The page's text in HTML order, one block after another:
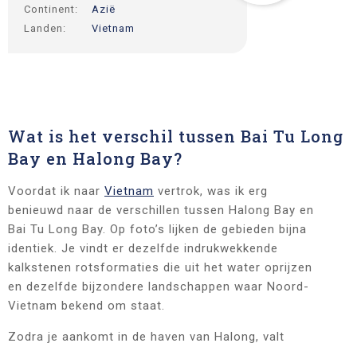
Continent:
Azië
Landen:
Vietnam
Wat is het verschil tussen Bai Tu Long
Bay en Halong Bay?
Voordat ik naar Vietnam vertrok, was ik erg
benieuwd naar de verschillen tussen Halong Bay en
Bai Tu Long Bay. Op foto’s lijken de gebieden bijna
identiek. Je vindt er dezelfde indrukwekkende
kalkstenen rotsformaties die uit het water oprijzen
en dezelfde bijzondere landschappen waar Noord-
Vietnam bekend om staat.
Zodra je aankomt in de haven van Halong, valt